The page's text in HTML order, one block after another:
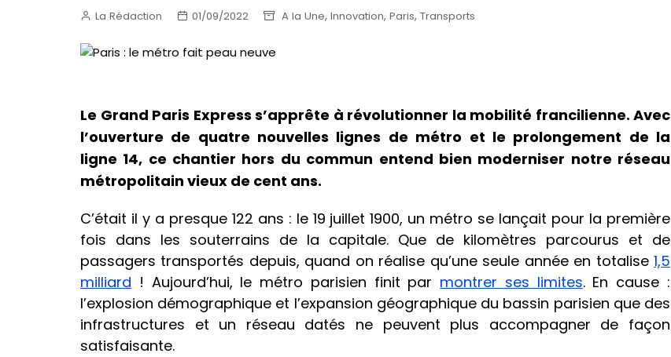
La Rédaction 01/09/2022 A la Une, Innovation, Paris, Transports
Le Grand Paris Express s’apprête à révolutionner la mobilité francilienne. Avec
l’ouverture de quatre nouvelles lignes de métro et le prolongement de la
ligne 14, ce chantier hors du commun entend bien moderniser notre réseau
métropolitain vieux de cent ans.
C’était il y a presque 122 ans : le 19 juillet 1900, un métro se lançait pour la première
fois dans les souterrains de la capitale. Que de kilomètres parcourus et de
passagers transportés depuis, quand on réalise qu’une seule année en totalise 1,5
milliard ! Aujourd’hui, le métro parisien finit par montrer ses limites. En cause :
l’explosion démographique et l’expansion géographique du bassin parisien que des
infrastructures et un réseau datés ne peuvent plus accompagner de façon
satisfaisante.